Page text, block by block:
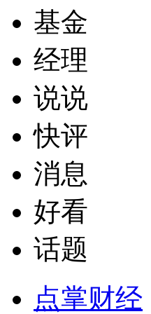
基金
经理
说说
快评
消息
好看
话题
点掌财经